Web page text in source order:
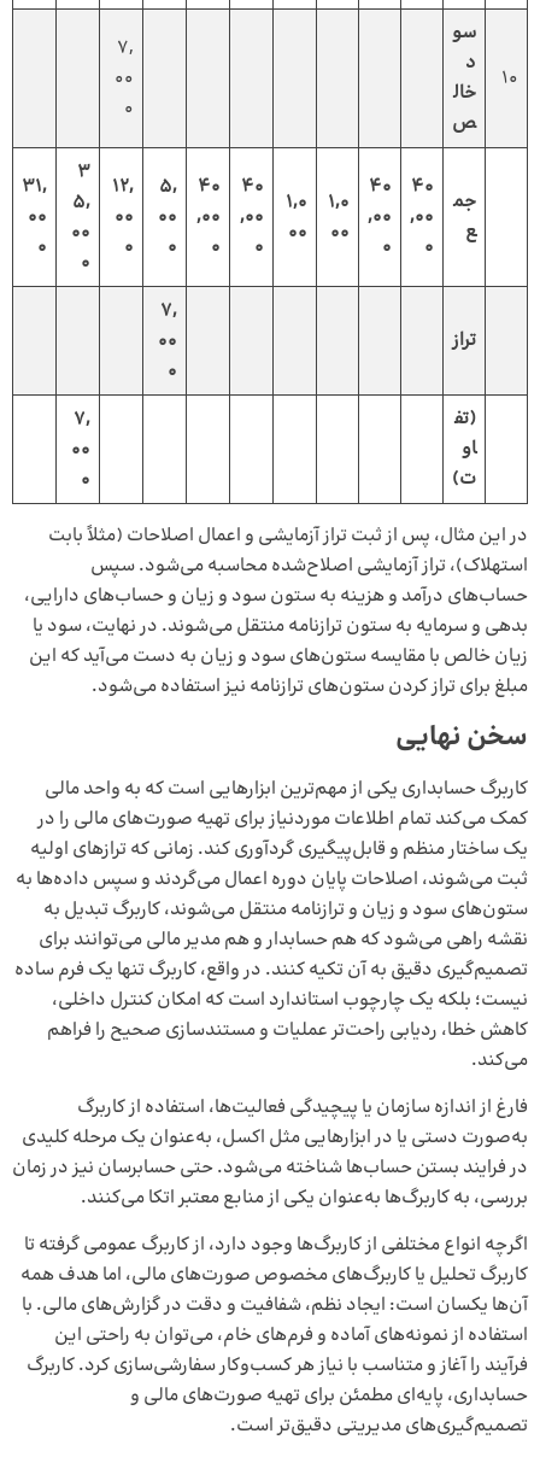
10
سو
د
خال
ص
7,
00
0
جم
ع
40
,00
0
40
,00
0
1,0
00
1,0
00
40
,00
0
40
,00
0
5,
00
0
12,
00
0
3
5,
00
0
31,
00
0
تراز
7,
00
0
(تف
او
ت)
7,
00
0
در این مثال، پس از ثبت تراز آزمایشی و اعمال اصلاحات (مثلاً بابت
استهلاک)، تراز آزمایشی اصلاح‌شده محاسبه می‌شود. سپس
حساب‌های درآمد و هزینه به ستون سود و زیان و حساب‌های دارایی،
بدهی و سرمایه به ستون ترازنامه منتقل می‌شوند. در نهایت، سود یا
زیان خالص با مقایسه ستون‌های سود و زیان به دست می‌آید که این
مبلغ برای تراز کردن ستون‌های ترازنامه نیز استفاده می‌شود.
سخن نهایی
کاربرگ حسابداری یکی از مهم‌ترین ابزارهایی است که به واحد مالی
کمک می‌کند تمام اطلاعات موردنیاز برای تهیه صورت‌های مالی را در
یک ساختار منظم و قابل‌پیگیری گردآوری کند. زمانی که ترازهای اولیه
ثبت می‌شوند، اصلاحات پایان دوره اعمال می‌گردند و سپس داده‌ها به
ستون‌های سود و زیان و ترازنامه منتقل می‌شوند، کاربرگ تبدیل به
نقشه راهی می‌شود که هم حسابدار و هم مدیر مالی می‌توانند برای
تصمیم‌گیری دقیق به آن تکیه کنند. در واقع، کاربرگ تنها یک فرم ساده
نیست؛ بلکه یک چارچوب استاندارد است که امکان کنترل داخلی،
کاهش خطا، ردیابی راحت‌تر عملیات و مستندسازی صحیح را فراهم
می‌کند.
فارغ از اندازه سازمان یا پیچیدگی فعالیت‌ها، استفاده از کاربرگ
به‌صورت دستی یا در ابزارهایی مثل اکسل، به‌عنوان یک مرحله کلیدی
در فرایند بستن حساب‌ها شناخته می‌شود. حتی حسابرسان نیز در زمان
بررسی، به کاربرگ‌ها به‌عنوان یکی از منابع معتبر اتکا می‌کنند.
اگرچه انواع مختلفی از کاربرگ‌ها وجود دارد، از کاربرگ عمومی گرفته تا
کاربرگ تحلیل یا کاربرگ‌های مخصوص صورت‌های مالی، اما هدف همه
آن‌ها یکسان است: ایجاد نظم، شفافیت و دقت در گزارش‌های مالی. با
استفاده از نمونه‌های آماده و فرم‌های خام، می‌توان به راحتی این
فرآیند را آغاز و متناسب با نیاز هر کسب‌وکار سفارشی‌سازی کرد. کاربرگ
حسابداری، پایه‌ای مطمئن برای تهیه صورت‌های مالی و
تصمیم‌گیری‌های مدیریتی دقیق‌تر است.